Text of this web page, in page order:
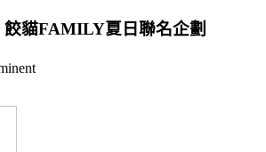
餃貓FAMILY夏日聯名企劃